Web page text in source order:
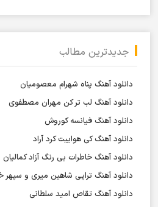
جدیدترین مطالب
دانلود آهنگ پناه شهرام معصومیان
دانلود آهنگ لب تر کن مهران مصطفوی
دانلود آهنگ فیانسه کوروش
دانلود آهنگ کی هواییت کرد آراد
دانلود آهنگ خاطرات بی رنگ آزاد کمالیان
دانلود آهنگ تراپی شاهین میری و سپهر
دانلود آهنگ تقاص امید سلطانی